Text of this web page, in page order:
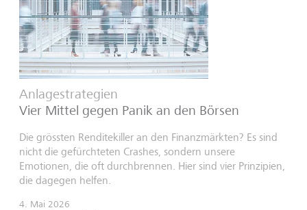
Anlagestrategien
Vier Mittel gegen Panik an den Börsen
Die grössten Renditekiller an den Finanzmärkten? Es sind
nicht die gefürchteten Crashes, sondern unsere
Emotionen, die oft durchbrennen. Hier sind vier Prinzipien,
die dagegen helfen.
4. Mai 2026